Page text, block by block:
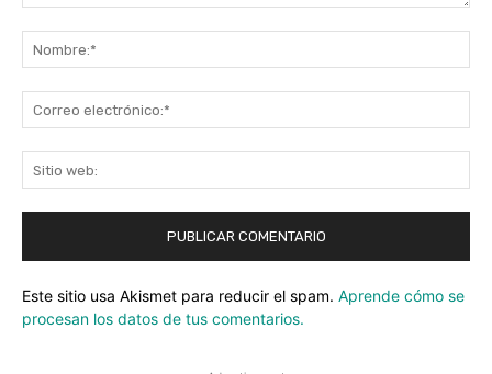
Este sitio usa Akismet para reducir el spam. Aprende cómo se
procesan los datos de tus comentarios.